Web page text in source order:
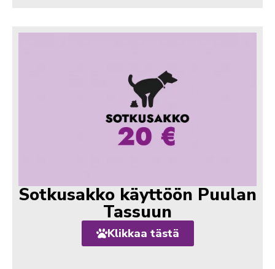
Sotkusakko käyttöön Puulan
Tassuun
Klikkaa tästä